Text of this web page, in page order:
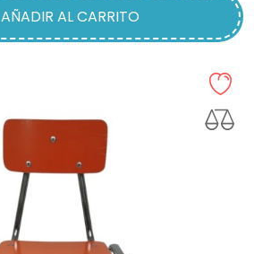
AÑADIR AL CARRITO